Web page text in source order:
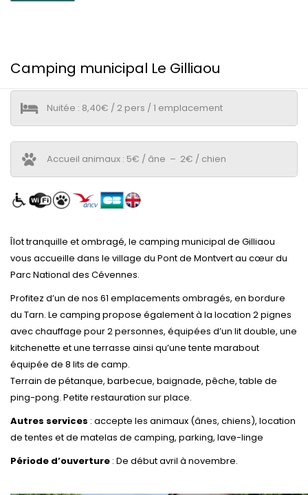
Camping municipal Le Gilliaou
Nuitée : 8,40€ / 2 pers / 1 emplacement
Accueil animaux : 5€ / âne – 2€ / chien
Îlot tranquille et ombragé, le camping municipal de Gilliaou
vous accueille dans le village du Pont de Montvert au cœur du
Parc National des Cévennes.
Profitez d’un de nos 61 emplacements ombragés, en bordure
du Tarn. Le camping propose également à la location 2 pignes
avec chauffage pour 2 personnes, équipées d’un lit double, une
kitchenette et une terrasse ainsi qu’une tente marabout
équipée de 8 lits de camp.
Terrain de pétanque, barbecue, baignade, pêche, table de
ping-pong. Petite restauration sur place.
Autres services : accepte les animaux (ânes, chiens), location
de tentes et de matelas de camping, parking, lave-linge
Période d’ouverture : De début avril à novembre.